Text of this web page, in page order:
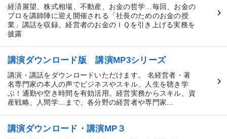
経済展望、株式相場、不動産、お金の哲学…毎回、お金の
プロを講師陣に迎え開催される「社長のためのお金の授
業」講話を収録。経営者のお金のＩＱを引き上げる実務を
披露
講演ダウンロード版 講演MP3シリーズ
講演・講話をダウンロードいただけます。 名経営者・著
名専門家の本人の声でビジネスやスキル、人生を聴き学
ぶ！通勤や空き時間を有効活用。経営実務からスキル、資
産戦略、人間学…まで、各分野の経営者や専門家...
講演ダウンロード・講演MP３